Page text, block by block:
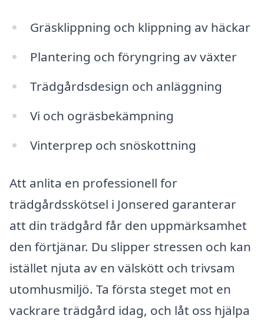
Gräsklippning och klippning av häckar
Plantering och föryngring av växter
Trädgårdsdesign och anläggning
Vi och ogräsbekämpning
Vinterprep och snöskottning
Att anlita en professionell for
trädgårdsskötsel i Jonsered garanterar
att din trädgård får den uppmärksamhet
den förtjänar. Du slipper stressen och kan
istället njuta av en välskött och trivsam
utomhusmiljö. Ta första steget mot en
vackrare trädgård idag, och låt oss hjälpa